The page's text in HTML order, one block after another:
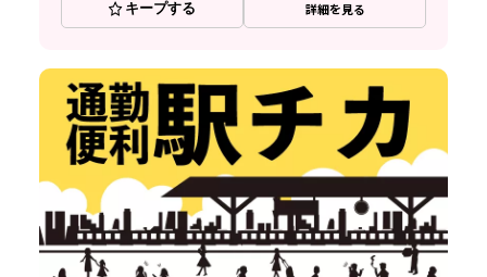
キープする 詳細を見る